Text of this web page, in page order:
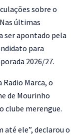
sobre o
últimas
ser apontado pela
para
2026/27.
Marca, o
de Mourinho
clube merengue.
até ele”, declarou o